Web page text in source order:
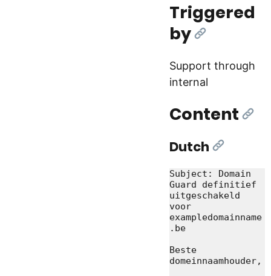
Triggered
by[Link]
Support through
internal
Content
Dutch [Link]
Subject: Domain
Guard definitief
uitgeschakeld
voor
exampledomainname
.be
Beste
domeinnaamhouder,